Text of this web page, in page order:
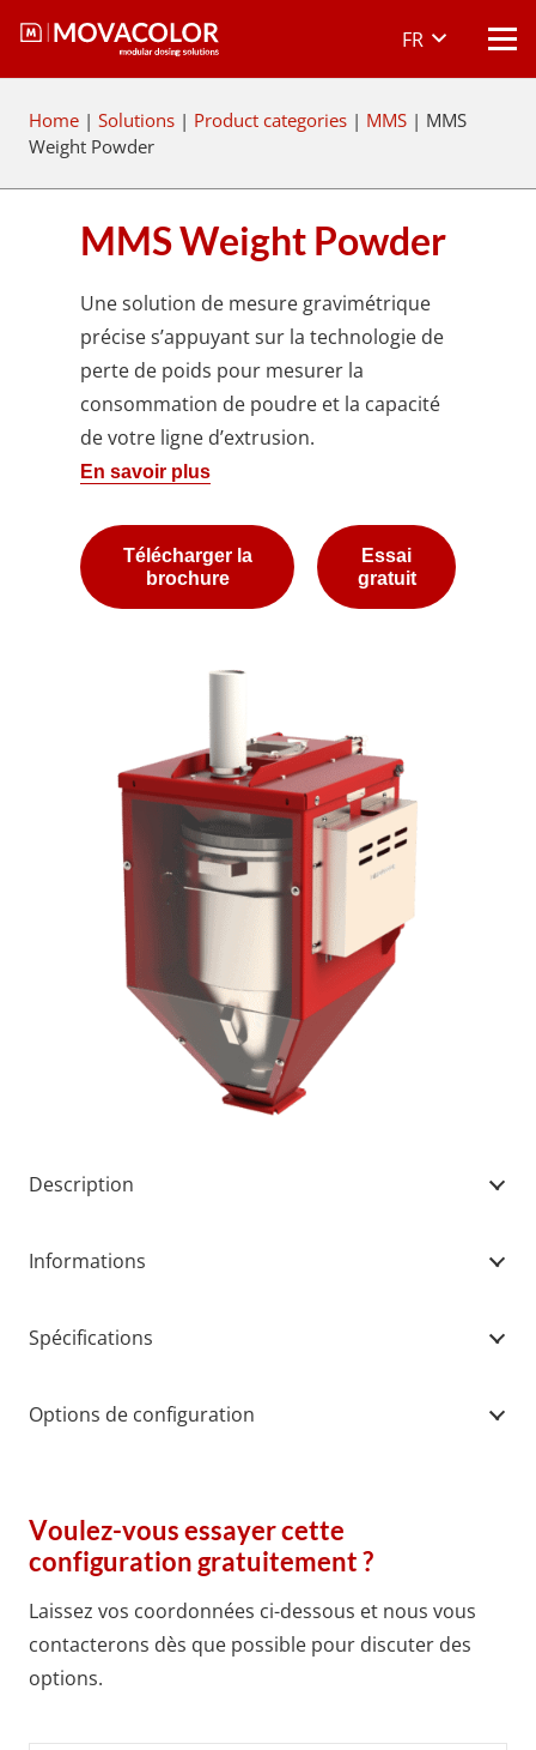
FR
Home | Solutions | Product categories | MMS | MMS
Weight Powder
MMS Weight Powder
Une solution de mesure gravimétrique
précise s’appuyant sur la technologie de
perte de poids pour mesurer la
consommation de poudre et la capacité
de votre ligne d’extrusion.
En savoir plus
Télécharger la
brochure
Essai
gratuit
Description
Informations
Spécifications
Options de configuration
Voulez-vous essayer cette
configuration gratuitement ?
Laissez vos coordonnées ci-dessous et nous vous
contacterons dès que possible pour discuter des
options.